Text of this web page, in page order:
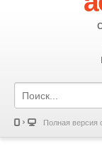
Полная версия